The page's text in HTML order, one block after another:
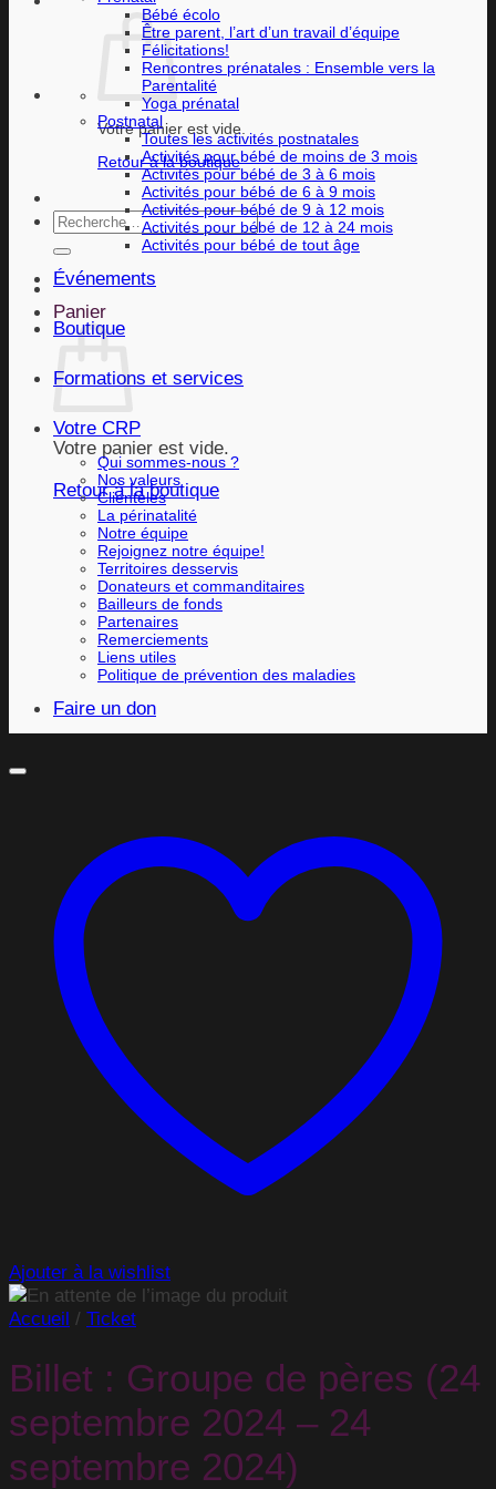
Votre panier est vide.
Retour à la boutique
Recherche
pour :
Panier
Votre panier est vide.
Retour à la boutique
Bébé écolo
Être parent, l’art d’un travail d’équipe
Félicitations!
Rencontres prénatales : Ensemble vers la
Parentalité
Yoga prénatal
Postnatal
Toutes les activités postnatales
Activités pour bébé de moins de 3 mois
Activités pour bébé de 3 à 6 mois
Activités pour bébé de 6 à 9 mois
Activités pour bébé de 9 à 12 mois
Activités pour bébé de 12 à 24 mois
Activités pour bébé de tout âge
Événements
Boutique
Formations et services
Votre CRP
Qui sommes-nous ?
Nos valeurs
Clientèles
La périnatalité
Notre équipe
Rejoignez notre équipe!
Territoires desservis
Donateurs et commanditaires
Bailleurs de fonds
Partenaires
Remerciements
Liens utiles
Politique de prévention des maladies
Faire un don
Ajouter à la wishlist
Accueil / Ticket
Billet : Groupe de pères (24
septembre 2024 – 24
septembre 2024)